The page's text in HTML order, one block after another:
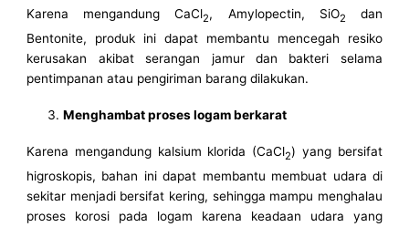
Karena mengandung CaCl2, Amylopectin, SiO2
dan
Bentonite, produk ini dapat membantu mencegah resiko
kerusakan akibat serangan jamur dan bakteri selama
pentimpanan atau pengiriman barang dilakukan.
Menghambat proses logam berkarat
Karena mengandung kalsium klorida (CaCl2) yang bersifat
higroskopis, bahan ini dapat membantu membuat udara di
sekitar menjadi bersifat kering, sehingga mampu menghalau
proses korosi pada logam karena keadaan udara yang